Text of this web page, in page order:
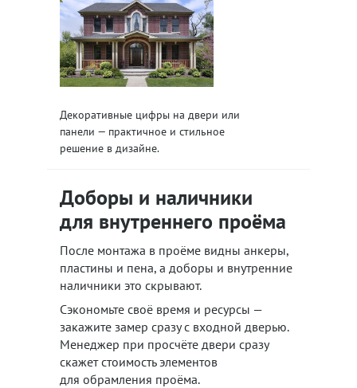
Декоративные цифры на двери или
панели — практичное и стильное
решение в дизайне.
Доборы и наличники
для внутреннего проёма
После монтажа в проёме видны анкеры,
пластины и пена, а доборы и внутренние
наличники это скрывают.
Сэкономьте своё время и ресурсы —
закажите замер сразу с входной дверью.
Менеджер при просчёте двери сразу
скажет стоимость элементов
для обрамления проёма.